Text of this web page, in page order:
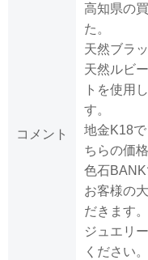
コメント
高知県の
た。
天然ブラ
天然ルビ
トを使用
す。
地金K18
ちらの価
色石BANK
お客様の
だきます。
ジュエリ
ください。